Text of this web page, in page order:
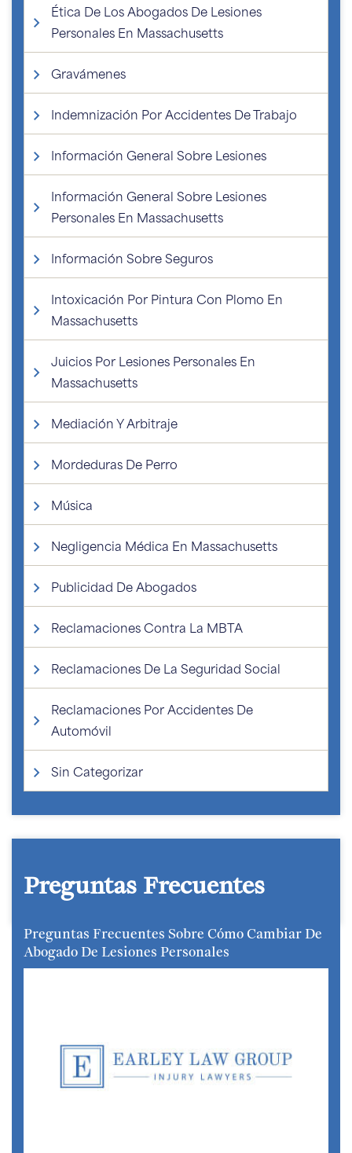
Ética De Los Abogados De Lesiones
Personales En Massachusetts
Gravámenes
Indemnización Por Accidentes De Trabajo
Información General Sobre Lesiones
Información General Sobre Lesiones
Personales En Massachusetts
Información Sobre Seguros
Intoxicación Por Pintura Con Plomo En
Massachusetts
Juicios Por Lesiones Personales En
Massachusetts
Mediación Y Arbitraje
Mordeduras De Perro
Música
Negligencia Médica En Massachusetts
Publicidad De Abogados
Reclamaciones Contra La MBTA
Reclamaciones De La Seguridad Social
Reclamaciones Por Accidentes De
Automóvil
Sin Categorizar
Preguntas Frecuentes
Preguntas Frecuentes Sobre Cómo Cambiar De
Abogado De Lesiones Personales